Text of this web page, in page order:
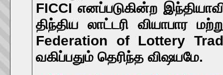
FICCIஎனப்படுகின்ற
திந்திய
லாட்டரி வியாபார
Federation of Lottery
வகிப்பதும் தெரிந்த விஷயமே.